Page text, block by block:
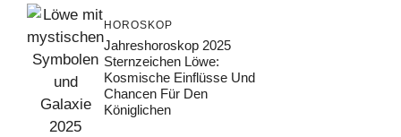
HOROSKOP
Jahreshoroskop 2025
Sternzeichen Löwe:
Kosmische Einflüsse Und
Chancen Für Den
Königlichen